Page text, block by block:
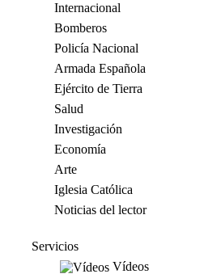
Internacional
Bomberos
Policía Nacional
Armada Española
Ejército de Tierra
Salud
Investigación
Economía
Arte
Iglesia Católica
Noticias del lector
Servicios
Vídeos